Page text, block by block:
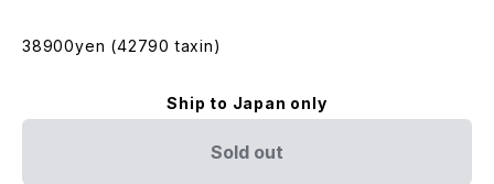
38900yen (42790 taxin)
Ship to Japan only
Sold out